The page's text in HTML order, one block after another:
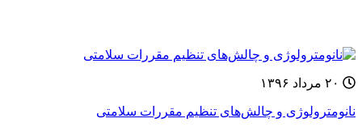
نانومترولوژی و چالش‌های تنظیم مقررات سلامتی